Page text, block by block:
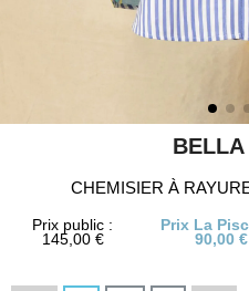
BELLA
CHEMISIER À
Prix public :
145,00 €
Prix La
90,00 €